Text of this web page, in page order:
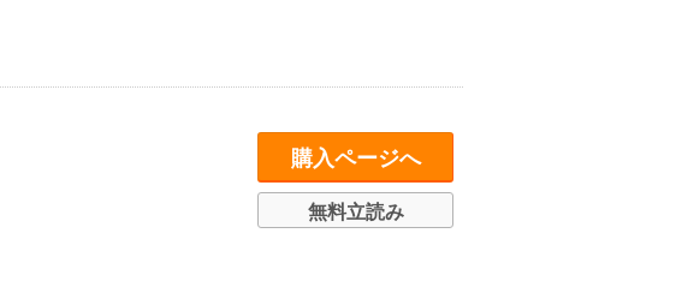
購入ページへ
無料立読み